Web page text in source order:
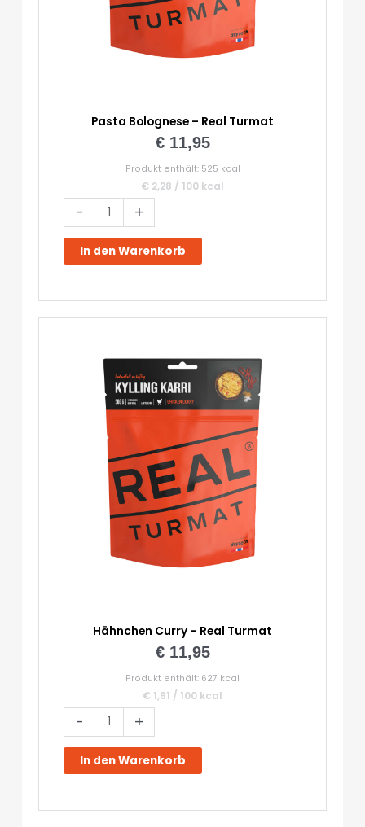
Pasta Bolognese – Real Turmat
€11,95
Produkt enthält: 525 kcal
€ 2,28 / 100 kcal
-
Bolognese
Real
+
In den Warenkorb
Hähnchen Curry – Real Turmat
€11,95
Produkt enthält: 627 kcal
€ 1,91 / 100 kcal
-
Hähnchen
Curry
Real
+
In den Warenkorb